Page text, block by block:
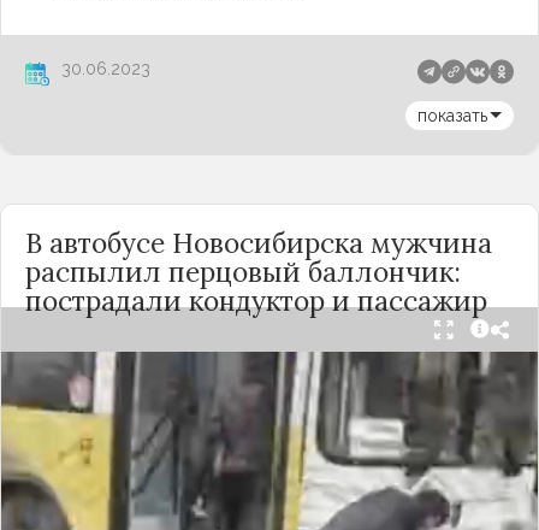
30.06.2023
показать
В автобусе Новосибирска мужчина
распылил перцовый баллончик:
пострадали кондуктор и пассажир
Вечером 24 сентября в салоне автобуса маршрута
№18 в Новосибирске произошёл инцидент с
применением перцового баллончика. Как
сообщили очевидцы в
Telegram-канале
«Инцидент Новосибирск», неизвестный
мужчина с бородой сначала вступил в перепалку
с кондуктором, затем поссорился с другими